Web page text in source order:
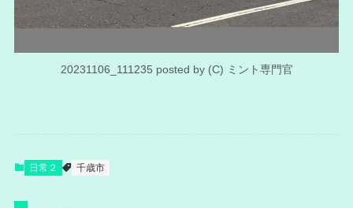
20231106_111235 posted by (C) ミント専門官
日常２ 千歳市